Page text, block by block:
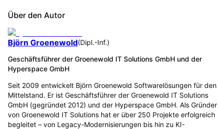
Über den Autor
Björn Groenewold(Dipl.-Inf.)
Geschäftsführer der Groenewold IT Solutions GmbH und der
Hyperspace GmbH
Seit 2009 entwickelt Björn Groenewold Softwarelösungen für den
Mittelstand. Er ist Geschäftsführer der Groenewold IT Solutions
GmbH (gegründet 2012) und der Hyperspace GmbH. Als Gründer
von Groenewold IT Solutions hat er über 250 Projekte erfolgreich
begleitet – von Legacy-Modernisierungen bis hin zu KI-